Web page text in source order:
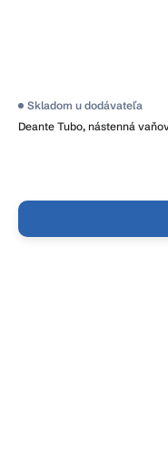
Deante Tubo, nástenná
Skladom u dodávateľa